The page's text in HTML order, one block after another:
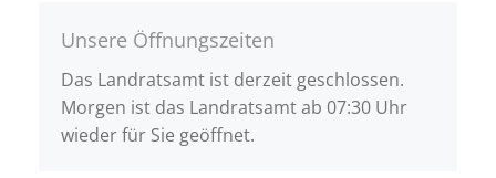
Unsere Öffnungszeiten
Das Landratsamt ist derzeit geschlossen.
Morgen ist das Landratsamt ab 07:30 Uhr
wieder für Sie geöffnet.